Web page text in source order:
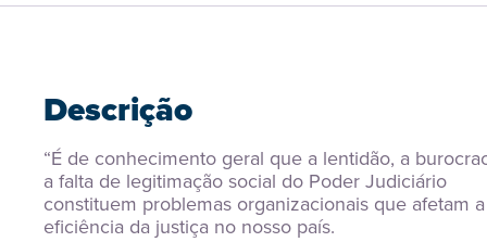
Descrição
“É de conhecimento geral que a lentidão, a
a falta de legitimação social do Poder Judiciário
constituem problemas organizacionais que afetam a
eficiência da justiça no nosso país.